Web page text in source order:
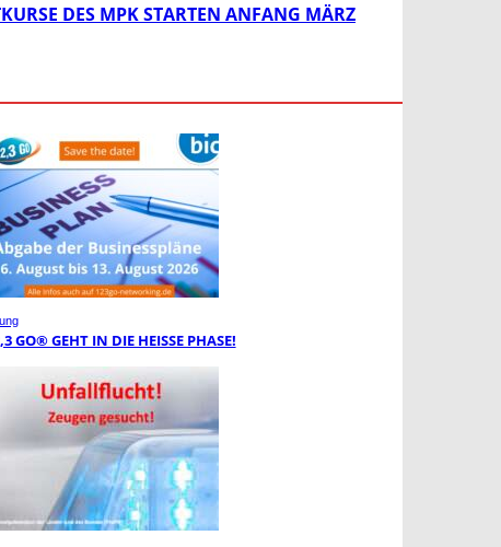
DES MPK STARTEN ANFANG MÄRZ
GO® GEHT IN DIE HEISSE PHASE!